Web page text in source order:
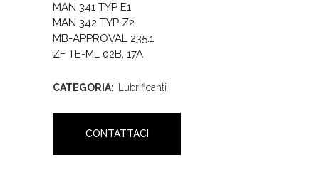
MAN 341 TYP E1
MAN 342 TYP Z2
MB-APPROVAL 235.1
ZF TE-ML 02B, 17A
CATEGORIA: Lubrificanti
CONTATTACI